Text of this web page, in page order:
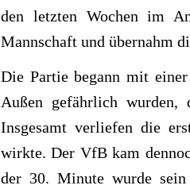
den letzten Wochen im
Mannschaft und übernahm
Die Partie begann mit
Außen gefährlich
Insgesamt verliefen die
wirkte. Der VfB kam
der 30. Minute wurde